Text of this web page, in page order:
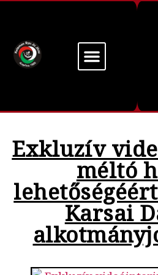
Exkluzív
méltó
Karsai